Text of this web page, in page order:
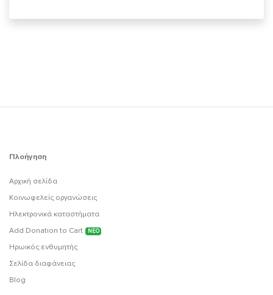
Πλοήγηση
Αρχική σελίδα
Κοινωφελείς οργανώσεις
Ηλεκτρονικά καταστήματα
Add Donation to Cart
ΝΕΟ
Ηρωικός ενθυμητής
Σελίδα διαφάνειας
Blog